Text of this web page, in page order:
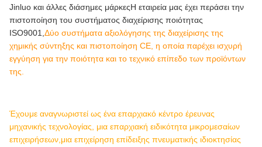
Jinluo και άλλες διάσημες μάρκεςΗ εταιρεία μας έχει περάσει την
πιστοποίηση του συστήματος διαχείρισης ποιότητας
ISO9001,Δύο συστήματα αξιολόγησης της διαχείρισης της
χημικής σύντηξης και πιστοποίηση CE, η οποία παρέχει ισχυρή
εγγύηση για την ποιότητα και το τεχνικό επίπεδο των προϊόντων
της.
Έχουμε αναγνωριστεί ως ένα επαρχιακό κέντρο έρευνας
μηχανικής τεχνολογίας, μια επαρχιακή ειδικότητα μικρομεσαίων
επιχειρήσεων,μια επιχείρηση επίδειξης πνευματικής ιδιοκτησίας